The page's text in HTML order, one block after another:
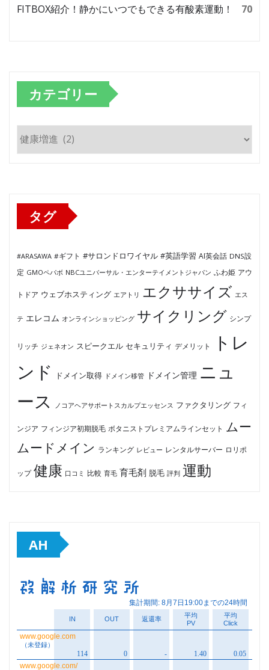
FITBOX紹介！静かにいつでもできる有酸素運動！
70
カテゴリー
カ
タグ
#ARASAWA #ギフト #サロンドロワイヤル #英語学習 AI英会話 DNS設
定 GMOペパボ NBCユニバーサル・エンターテイメントジャパン ふわ姫 アウ
トドア ウェブホスティング エアトリ エクササイズ エス
テ エレコム オンラインショッピング サイクリング シンプ
リッチ ジェネオン スピークエル セキュリティ デメリット
トレ
ンド
ドメイン取得 ドメイン移管 ドメイン管理 ニュ
ース
ノコアヘアサポートスカルプエッセンス ファクタリング フィ
ンジア フィンジア初期脱毛 ボタニストプレミアムラインセット ムー
ムードメイン ランキング レビュー レンタルサーバー ロリポ
ップ 健康 口コミ 比較 育毛 育毛剤 脱毛 評判 運動
AH